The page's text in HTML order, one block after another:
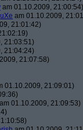
am 01.10.2009, 21:00:54)
am 01.10.2009,
21:01:42)
21:03:51)
21:04:24)
21:07:58)
01.10.2009, 21:09:01)
am 01.10.2009, 21:09:53)